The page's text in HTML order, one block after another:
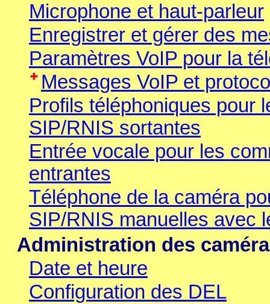
Microphone et haut-parleur
Enregistrer et gérer des
Paramètres VoIP pour la
Messages VoIP et
Profils téléphoniques pour
SIP/RNIS sortantes
Entrée vocale pour les
entrantes
Téléphone de la caméra
SIP/RNIS manuelles avec
Administration des
Date et heure
Configuration des DEL